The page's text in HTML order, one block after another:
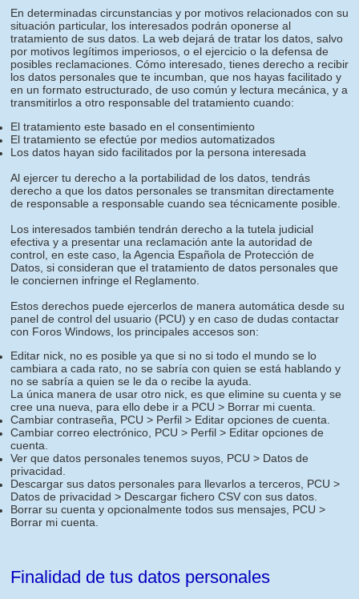
En determinadas circunstancias y por motivos relacionados con su
situación particular, los interesados podrán oponerse al
tratamiento de sus datos. La web dejará de tratar los datos, salvo
por motivos legítimos imperiosos, o el ejercicio o la defensa de
posibles reclamaciones. Cómo interesado, tienes derecho a recibir
los datos personales que te incumban, que nos hayas facilitado y
en un formato estructurado, de uso común y lectura mecánica, y a
transmitirlos a otro responsable del tratamiento cuando:
El tratamiento este basado en el consentimiento
El tratamiento se efectúe por medios automatizados
Los datos hayan sido facilitados por la persona interesada
Al ejercer tu derecho a la portabilidad de los datos, tendrás
derecho a que los datos personales se transmitan directamente
de responsable a responsable cuando sea técnicamente posible.
Los interesados también tendrán derecho a la tutela judicial
efectiva y a presentar una reclamación ante la autoridad de
control, en este caso, la Agencia Española de Protección de
Datos, si consideran que el tratamiento de datos personales que
le conciernen infringe el Reglamento.
Estos derechos puede ejercerlos de manera automática desde su
panel de control del usuario (PCU) y en caso de dudas contactar
con Foros Windows, los principales accesos son:
Editar nick, no es posible ya que si no si todo el mundo se lo
cambiara a cada rato, no se sabría con quien se está hablando y
no se sabría a quien se le da o recibe la ayuda.
La única manera de usar otro nick, es que elimine su cuenta y se
cree una nueva, para ello debe ir a PCU > Borrar mi cuenta.
Cambiar contraseña, PCU > Perfil > Editar opciones de cuenta.
Cambiar correo electrónico, PCU > Perfil > Editar opciones de
cuenta.
Ver que datos personales tenemos suyos, PCU > Datos de
privacidad.
Descargar sus datos personales para llevarlos a terceros, PCU >
Datos de privacidad > Descargar fichero CSV con sus datos.
Borrar su cuenta y opcionalmente todos sus mensajes, PCU >
Borrar mi cuenta.
Finalidad de tus datos personales